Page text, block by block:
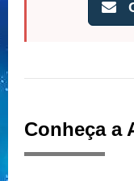
Conheça a